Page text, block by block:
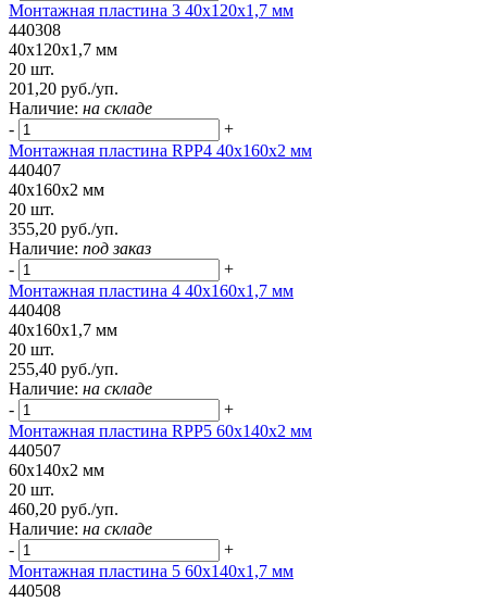
Монтажная пластина 3 40x120x1,7 мм
440308
40x120x1,7 мм
20 шт.
201,20 руб./уп.
Наличие: на складе
-
+
Монтажная пластина RPP4 40x160x2 мм
440407
40x160x2 мм
20 шт.
355,20 руб./уп.
Наличие: под заказ
-
+
Монтажная пластина 4 40x160x1,7 мм
440408
40x160x1,7 мм
20 шт.
255,40 руб./уп.
Наличие: на складе
-
+
Монтажная пластина RPP5 60x140x2 мм
440507
60x140x2 мм
20 шт.
460,20 руб./уп.
Наличие: на складе
-
+
Монтажная пластина 5 60x140x1,7 мм
440508